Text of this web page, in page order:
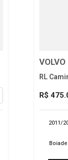
RL
R$
2011/